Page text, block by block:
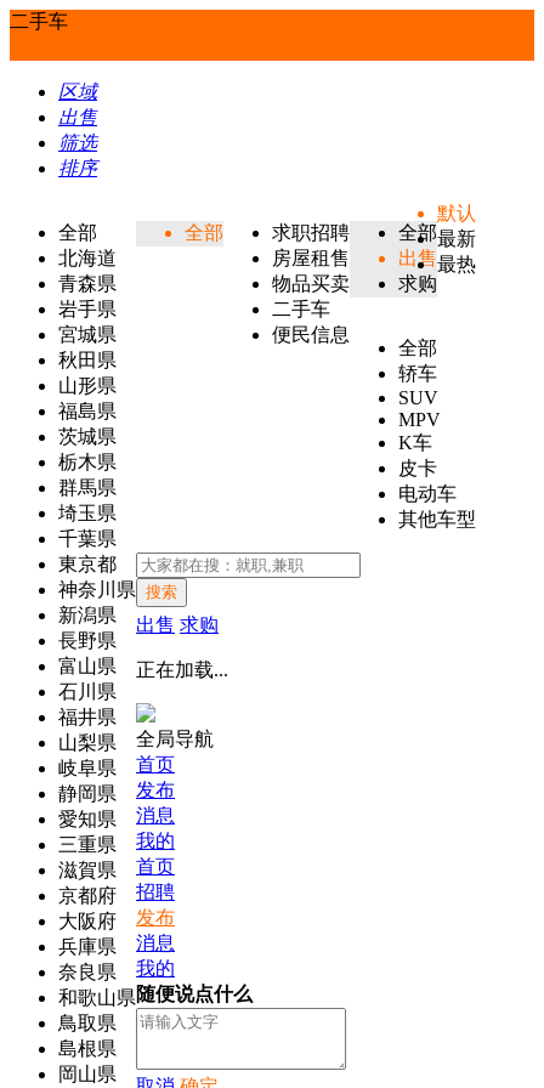
二手车
区域
出售
筛选
排序
全部
北海道
青森県
岩手県
宮城県
秋田県
山形県
福島県
茨城県
栃木県
群馬県
埼玉県
千葉県
東京都
神奈川県
新潟県
長野県
富山県
石川県
福井県
山梨県
岐阜県
静岡県
愛知県
三重県
滋賀県
京都府
大阪府
兵庫県
奈良県
和歌山県
鳥取県
島根県
岡山県
全部
求职招聘
房屋租售
物品买卖
二手车
便民信息
全部
出售
求购
全部
轿车
SUV
MPV
K车
皮卡
电动车
其他车型
默认
最新
最热
搜索
出售 求购
正在加载...
全局导航
首页
发布
消息
我的
首页
招聘
发布
消息
我的
随便说点什么